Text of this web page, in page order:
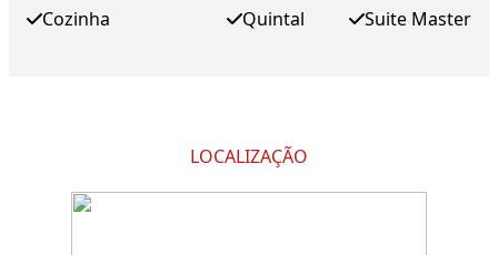
Cozinha
Quintal
Suite Master
LOCALIZAÇÃO